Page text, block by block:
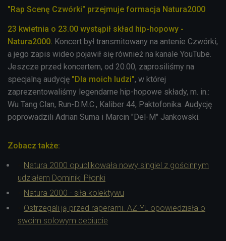
"Rap Scenę Czwórki" przejmuje formacja Natura2000
23 kwietnia o 23.00 wystąpił skład hip-hopowy -
Natura2000. Koncert był transmitowany na antenie Czwórki,
a jego zapis wideo pojawił się również na kanale YouTube.
Jeszcze przed koncertem, od 20.00, zaprosiliśmy na
specjalną audycję "Dla moich ludzi", w której
zaprezentowaliśmy legendarne hip-hopowe składy, m. in.:
Wu Tang Clan, Run-D.M.C., Kaliber 44, Paktofonika. Audycję
poprowadzili Adrian Suma i Marcin "Del-M" Jankowski.
Zobacz także:
Natura 2000 opublikowała nowy singiel z gościnnym
udziałem Dominiki Płonki
Natura 2000 - siła kolektywu
Ostrzegali ją przed raperami. AZ-YL opowiedziała o
swoim solowym debiucie